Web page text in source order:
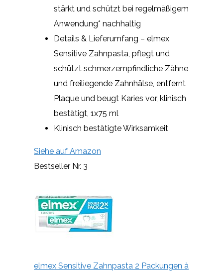
stärkt und schützt bei regelmäßigem
Anwendung* nachhaltig
Details & Lieferumfang – elmex
Sensitive Zahnpasta, pflegt und
schützt schmerzempfindliche Zähne
und freiliegende Zahnhälse, entfernt
Plaque und beugt Karies vor, klinisch
bestätigt, 1x75 ml
Klinisch bestätigte Wirksamkeit
Siehe auf Amazon
Bestseller Nr. 3
elmex Sensitive Zahnpasta 2 Packungen à